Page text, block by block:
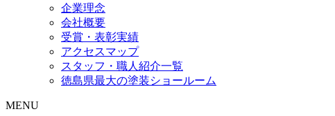
企業理念
会社概要
受賞・表彰実績
アクセスマップ
スタッフ・職人紹介一覧
徳島県最大の塗装ショールーム
MENU